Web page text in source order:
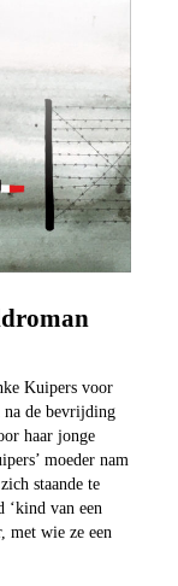
Kuipers voor
na de bevrijding
haar jonge
moeder nam
staande te
van een
met wie ze een